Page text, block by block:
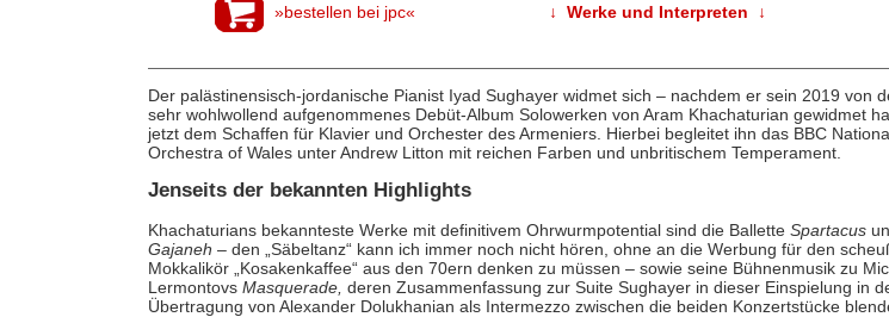
»bestellen bei jpc« ↓ Werke und Interpreten ↓
Der palästinensisch-jordanische Pianist Iyad Sughayer widmet sich – nachdem er sein 2019 von
sehr wohlwollend aufgenommenes Debüt-Album Solowerken von Aram Khachaturian gewidmet
jetzt dem Schaffen für Klavier und Orchester des Armeniers. Hierbei begleitet ihn das BBC
Orchestra of Wales unter Andrew Litton mit reichen Farben und unbritischem Temperament.
Jenseits der bekannten Highlights
Khachaturians bekannteste Werke mit definitivem Ohrwurmpotential sind die Ballette Spartacus
Gajaneh – den „Säbeltanz“ kann ich immer noch nicht hören, ohne an die Werbung für den
Mokkalikör „Kosakenkaffee“ aus den 70ern denken zu müssen – sowie seine Bühnenmusik zu
Lermontovs Masquerade, deren Zusammenfassung zur Suite Sughayer in dieser Einspielung in
Übertragung von Alexander Dolukhanian als Intermezzo zwischen die beiden Konzertstücke